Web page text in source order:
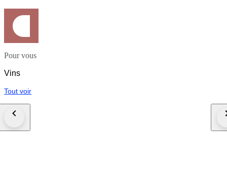
Pour vous
Vins
Tout voir